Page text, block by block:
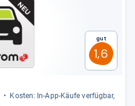
Gut
1,6
Kos­ten: In-​App-​Käufe ver­füg­bar,